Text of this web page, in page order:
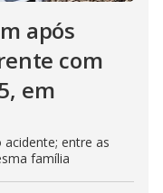
após
com
em
entre as
família